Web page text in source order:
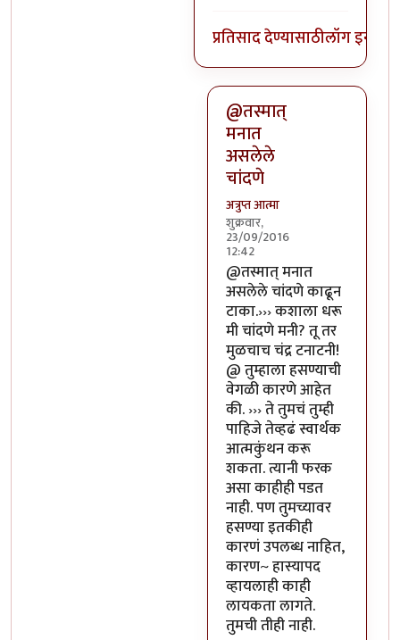
प्रतिसाद देण्यासाठीलॉग इन करा
@तस्मात्
मनात
असलेले
चांदणे
अत्रुप्त आत्मा
शुक्रवार,
23/09/2016
12:42
In reply toया भोपळ्याची
@तस्मात् मनात
असलेले चांदणे काढून
टाका.››› कशाला धरू
मी चांदणे मनी? तू तर
मुळचाच चंद्र टनाटनी!
@ तुम्हाला हसण्याची
वेगळी कारणे आहेत
की. ››› ते तुमचं तुम्ही
पाहिजे तेव्हढं स्वार्थक
आत्मकुंथन करू
शकता. त्यानी फरक
असा काहीही पडत
नाही. पण तुमच्यावर
हसण्या इतकीही
कारणं उपलब्ध नाहित,
कारण~ हास्यापद
व्हायलाही काही
लायकता लागते.
तुमची तीही नाही.